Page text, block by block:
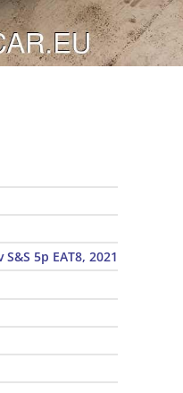
5p EAT8, 2021